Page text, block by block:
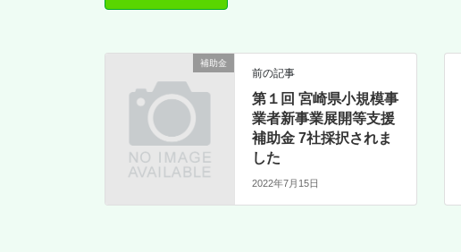
補助金
前の記事
第１回 宮崎県小規模事
業者新事業展開等支援
補助金 7社採択されま
した
2022年7月15日